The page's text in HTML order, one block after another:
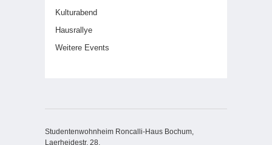
Kulturabend
Hausrallye
Weitere Events
Studentenwohnheim Roncalli-Haus Bochum,
Laerheidestr. 28,